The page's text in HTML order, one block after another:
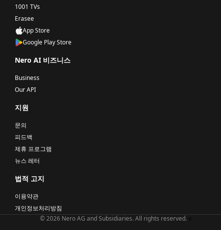
1001 TVs
Erasee
App Store
Google Play Store
Nero AI 비즈니스
Business
Our API
지원
문의
피드백
제휴 프로그램
뉴스 레터
법적 고지
이용약관
개인정보처리방침
© 2026 Nero AG and Subsidiaries. All rights reserved.